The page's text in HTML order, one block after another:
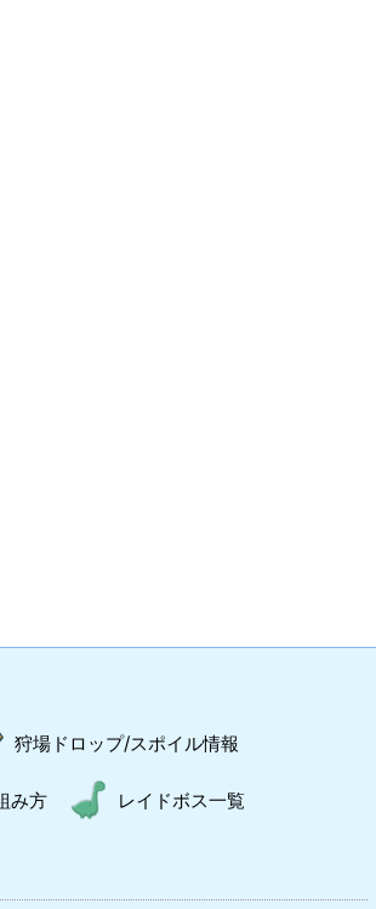
狩場ドロップ/スポイル情報
み方 レイドボス一覧